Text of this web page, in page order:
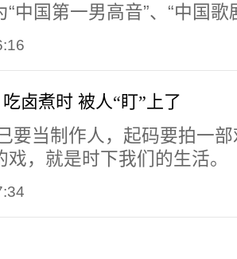
中国第一男高音”、“中国歌
卤煮时 被人“盯”上了
要当制作人，起码要拍一
，就是时下我们的生活。